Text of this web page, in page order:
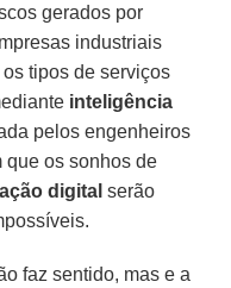
gerados por
industriais
tipos de serviços
inteligência
pelos engenheiros
que os sonhos de
digital serão
faz sentido, mas e a